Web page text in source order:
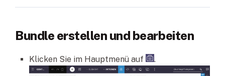
Bundle erstellen und bearbeiten
Klicken Sie im Hauptmenü auf .